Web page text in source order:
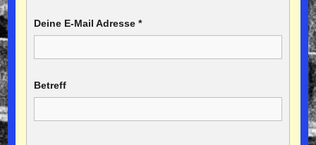
Deine E-Mail Adresse *
Betreff